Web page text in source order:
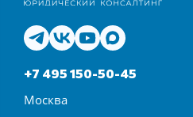
+7 495 150-50-45
Москва